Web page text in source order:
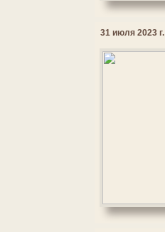
31 июля 2023 г.